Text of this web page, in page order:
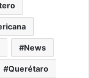
News
Querétaro